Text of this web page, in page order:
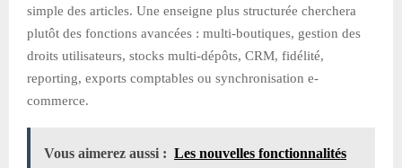
simple des articles. Une enseigne plus structurée cherchera
plutôt des fonctions avancées : multi-boutiques, gestion des
droits utilisateurs, stocks multi-dépôts, CRM, fidélité,
reporting, exports comptables ou synchronisation e-
commerce.
Vous aimerez aussi : Les nouvelles fonctionnalités